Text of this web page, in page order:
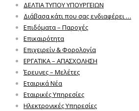
ΔΕΛΤΙΑ ΤΥΠΟΥ ΥΠΟΥΡΓΕΙΩΝ
Διάβασα κάτι που σας ενδιαφέρει …
Επιδόματα – Παροχές
Επικαιρότητα
Επιχειρείν & Φορολογία
ΕΡΓΑΤΙΚΑ – ΑΠΑΣΧΟΛΗΣΗ
Έρευνες – Μελέτες
Εταιρικά Νέα
Εταιρικές Υπηρεσίες
Ηλεκτρονικές Υπηρεσίες